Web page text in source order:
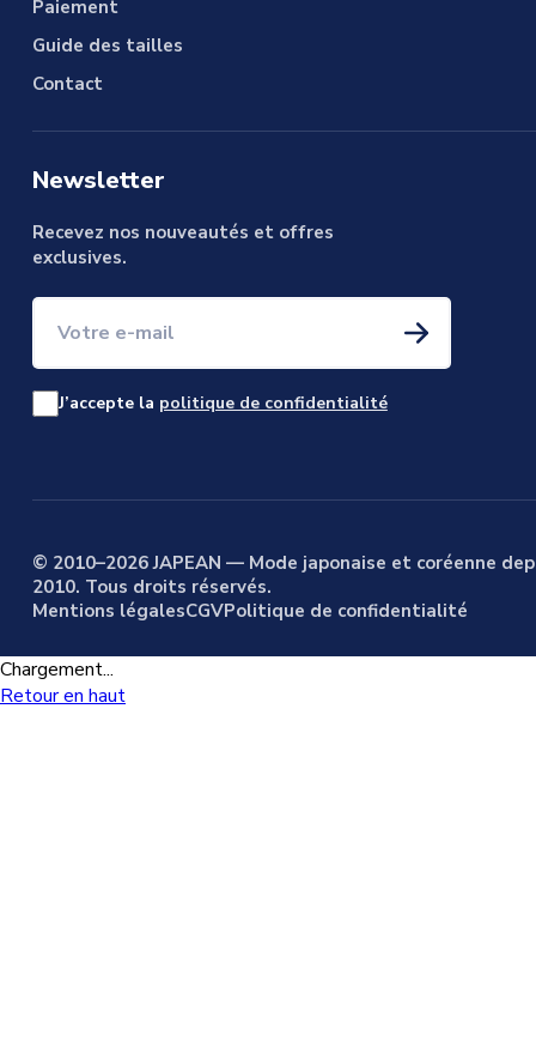
Paiement
Guide des tailles
Contact
Newsletter
Recevez nos nouveautés et offres
exclusives.
Votre e-mail
J’accepte la politique de confidentialité
© 2010–2026 JAPEAN — Mode japonaise et coréenne
2010. Tous droits réservés.
Mentions légalesCGVPolitique de confidentialité
Chargement...
Retour en haut